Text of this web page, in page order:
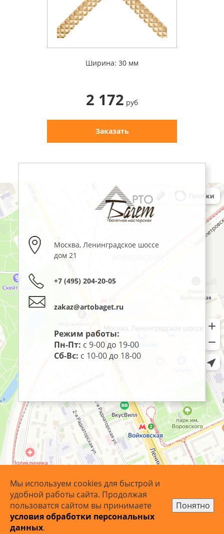
Ширина: 30 мм
2 172 руб
Заказать
Москва,Ленинградское шоссе
дом 21
+7 (495) 204-20-05
zakaz@artobaget.ru
Режим работы:
Пн-Пт: с 9-00 до 19-00
Сб-Вс: с 10-00 до 18-00
© 2007 - 2026 ArtoBaget.RU | «АртоБагет» - багетная
Мы используем cookies для быстрой и
удобной работы сайта. Продолжая
пользоватся сайтом вы принимаете
условия обработки персональных
данных.
Понятно